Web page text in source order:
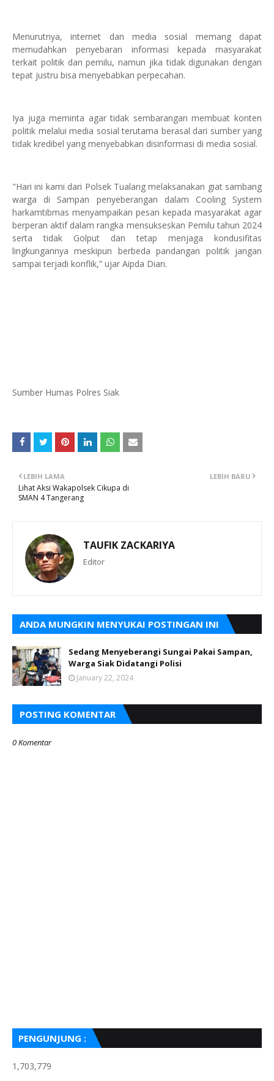
Menurutnya, internet dan media sosial memang dapat
memudahkan penyebaran informasi kepada masyarakat
terkait politik dan pemilu, namun jika tidak digunakan dengan
tepat justru bisa menyebabkan perpecahan.
Iya juga meminta agar tidak sembarangan membuat konten
politik melalui media sosial terutama berasal dari sumber yang
tidak kredibel yang menyebabkan disinformasi di media sosial.
"Hari ini kami dari Polsek Tualang melaksanakan giat sambang
warga di Sampan penyeberangan dalam Cooling System
harkamtibmas menyampaikan pesan kepada masyarakat agar
berperan aktif dalam rangka mensukseskan Pemilu tahun 2024
serta tidak Golput dan tetap menjaga kondusifitas
lingkungannya meskipun berbeda pandangan politik jangan
sampai terjadi konflik,” ujar Aipda Dian.
Sumber Humas Polres Siak
LEBIH BARU
LEBIH LAMA
Lihat Aksi Wakapolsek Cikupa di
SMAN 4 Tangerang
TAUFIK ZACKARIYA
Editor
ANDA MUNGKIN MENYUKAI POSTINGAN INI
Sedang Menyeberangi Sungai Pakai Sampan,
Warga Siak Didatangi Polisi
January 22, 2024
POSTING KOMENTAR
0 Komentar
PENGUNJUNG :
1,703,779